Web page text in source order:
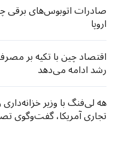
صادرات اتوبوس‌های برقی
اروپا
اقتصاد چین با تکیه بر
رشد ادامه می‌دهد
هه لی‌فنگ با وزیر خزانه‌داری
تجاری آمریکا، گفت‌وگوی